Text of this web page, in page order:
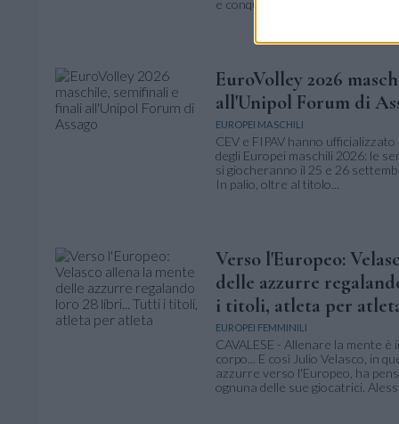
e conquistano direttamente i
EuroVolley 2026
all'Unipol Forum di
EUROPEI MASCHILI
CEV e FIPAV hanno
degli Europei maschili 2026: le
si giocheranno il 25 e 26
In palio, oltre al titolo...
Verso l'Europeo:
delle azzurre
i titoli, atleta per
EUROPEI FEMMINILI
CAVALESE - Allenare la mente
corpo... E così Julio Velasco, in
azzurre verso l'Europeo, ha
ognuna delle sue giocatrici.